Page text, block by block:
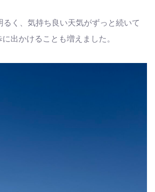
るく、気持ち良い天気がずっと続いて
出かけることも増えました。